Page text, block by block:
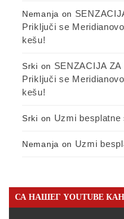
Nemanja on
Priključi se
kešu!
Srki on SENZACIJA
Priključi se
kešu!
Srki on Uzmi besplatne
Nemanja on Uzmi
СА НАШЕГ YOUTUBE